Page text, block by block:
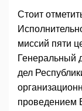
Стоит
миссий пяти
Генеральный
дел
проведением